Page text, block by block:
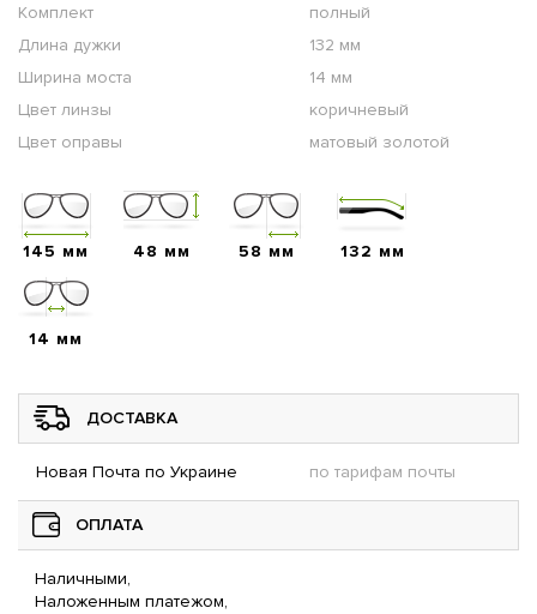
Комплект
полный
Длина дужки
132 мм
Ширина моста
14 мм
Цвет линзы
коричневый
Цвет оправы
матовый золотой
145 мм 48 мм 58 мм 132 мм
14 мм
ДОСТАВКА
Новая Почта по Украине по тарифам почты
ОПЛАТА
Наличными,
Наложенным платежом,